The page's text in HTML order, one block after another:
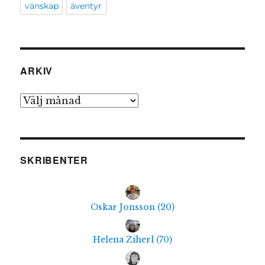
vänskap äventyr
ARKIV
Arkiv
SKRIBENTER
Oskar Jonsson (20)
Helena Ziherl (70)